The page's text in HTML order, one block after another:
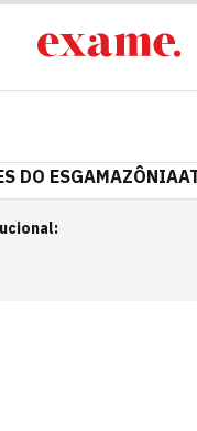
DO ESGAMAZÔNIA
: